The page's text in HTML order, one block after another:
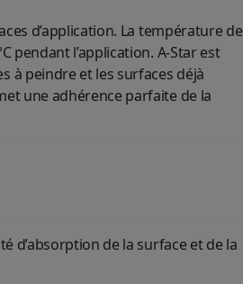
d’application. La température de
pendant l’application. A-Star est
à peindre et les surfaces déjà
une adhérence parfaite de la
d’absorption de la surface et de la